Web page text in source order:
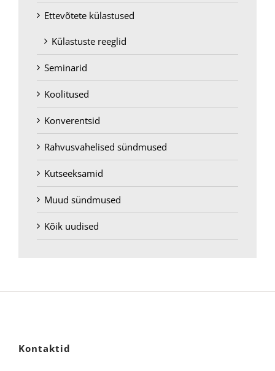
Ettevõtete külastused
Külastuste reeglid
Seminarid
Koolitused
Konverentsid
Rahvusvahelised sündmused
Kutseeksamid
Muud sündmused
Kõik uudised
Kontaktid